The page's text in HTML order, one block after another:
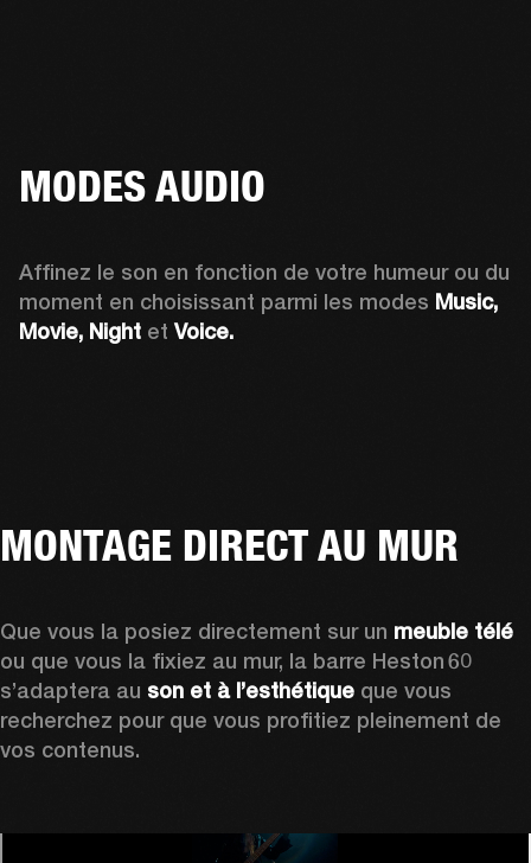
MODES AUDIO
Affinez le son en fonction de votre humeur ou du
moment en choisissant parmi les modes Music,
Movie, Night et Voice.
MONTAGE DIRECT AU MUR
Que vous la posiez directement sur un meuble télé
ou que vous la fixiez au mur, la barre Heston 60
s’adaptera au son et à l’esthétique que vous
recherchez pour que vous profitiez pleinement de
vos contenus.